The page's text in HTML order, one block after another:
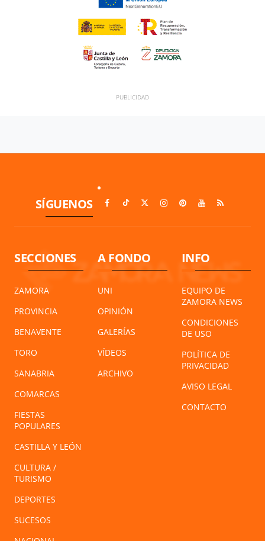
SÍGUENOS
SECCIONES
ZAMORA
PROVINCIA
BENAVENTE
TORO
SANABRIA
COMARCAS
FIESTAS
POPULARES
CASTILLA Y LEÓN
CULTURA /
TURISMO
DEPORTES
SUCESOS
A FONDO
UNI
OPINIÓN
GALERÍAS
VÍDEOS
ARCHIVO
INFO
EQUIPO DE
ZAMORA NEWS
CONDICIONES
DE USO
POLÍTICA DE
PRIVACIDAD
AVISO LEGAL
CONTACTO